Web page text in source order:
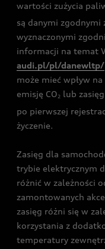
wartości zużycia
są danymi
wyznaczonymi
informacji na temat
audi.pl/pl/danewltp/
może mieć wpływ
emisję CO2 lub
po pierwszej
życzenie.
Zasięg dla
trybie elektrycznym
różnić w zależności
zamontowanych
zasięg różni się w
korzystania z
temperatury